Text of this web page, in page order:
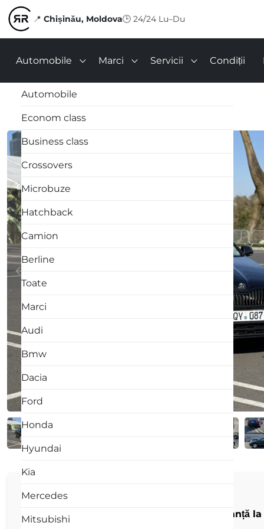
📍 Chișinău, Moldova🕒 24/24 Lu–Du
Automobile Marci Servicii Condiții
Automobile
Econom class
Business class
Crossovers
Microbuze
Hatchback
Camion
Berline
Toate
Marci
Audi
Bmw
Dacia
Ford
Honda
Hyundai
Kia
Mercedes
Mitsubishi
DESCRIERE:
🚗 Skoda Superb 2013 – Confort și Performanță